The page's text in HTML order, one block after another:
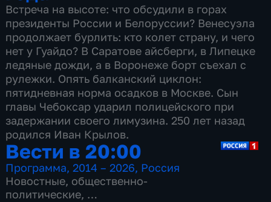
Встреча на высоте: что обсудили в горах
президенты России и Белоруссии? Венесуэла
продолжает бурлить: кто колет страну, и чего
нет у Гуайдо? В Саратове айсберги, в Липецке
ледяные дожди, а в Воронеже борт съехал с
рулежки. Опять балканский циклон:
пятидневная норма осадков в Москве. Сын
главы Чебоксар ударил полицейского при
задержании своего лимузина. 250 лет назад
родился Иван Крылов.
Вести в 20:00
Программа,2014 – 2026, Россия
Новостные, общественно-
политические,